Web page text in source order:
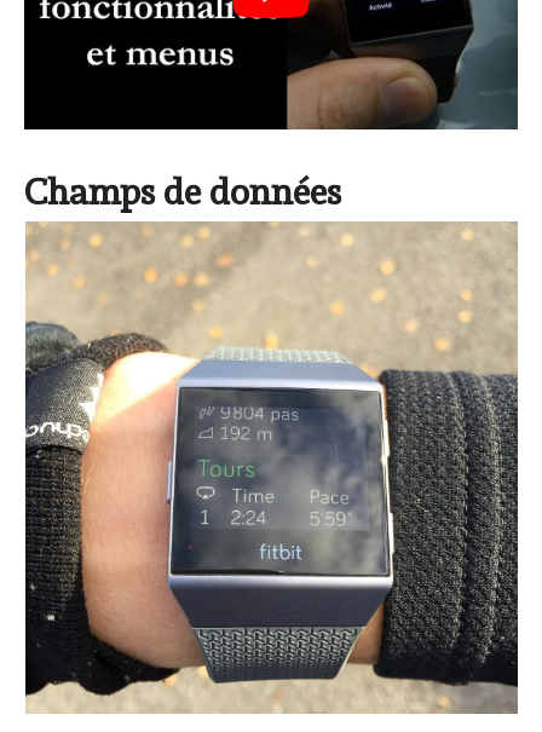
Champs de données